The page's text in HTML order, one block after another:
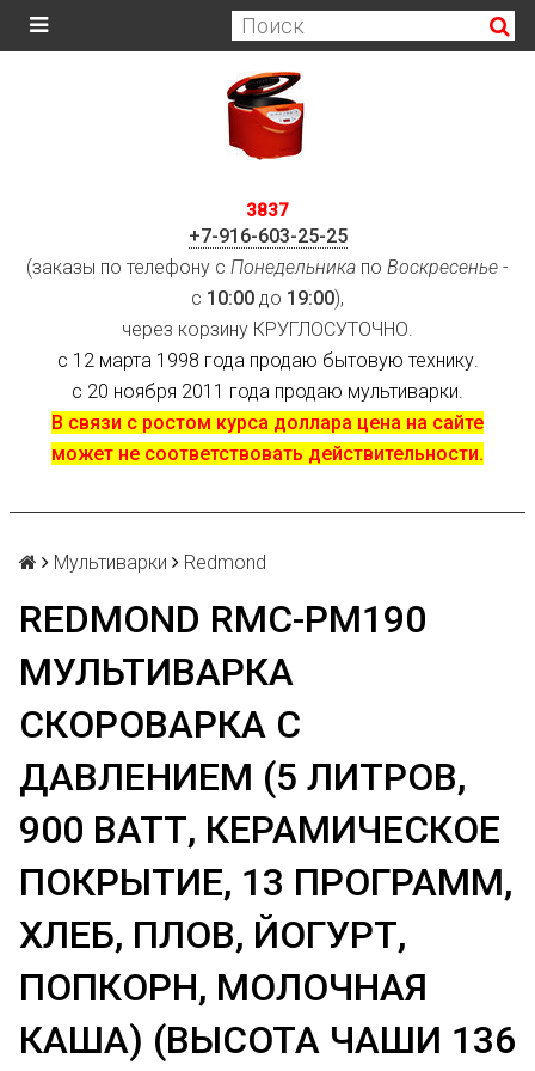
3837
+7-916-603-25-25
(заказы по телефону с Понедельника по Воскресенье -
с 10:00 до 19:00),
через корзину КРУГЛОСУТОЧНО.
с 12 марта 1998 года продаю бытовую технику.
с 20 ноября 2011 года продаю мультиварки.
В связи с ростом курса доллара цена на сайте
может не соответствовать действительности.
Мультиварки Redmond
REDMOND RMC-PM190
МУЛЬТИВАРКА
СКОРОВАРКА С
ДАВЛЕНИЕМ (5 ЛИТРОВ,
900 ВАТТ, КЕРАМИЧЕСКОЕ
ПОКРЫТИЕ, 13 ПРОГРАММ,
ХЛЕБ, ПЛОВ, ЙОГУРТ,
ПОПКОРН, МОЛОЧНАЯ
КАША) (ВЫСОТА ЧАШИ 136